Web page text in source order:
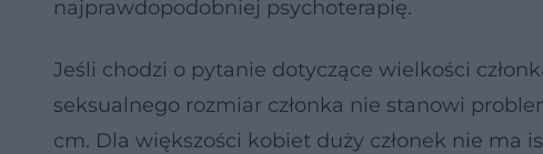
najprawdopodobniej psychoterapię.
Jeśli chodzi o pytanie dotyczące wielkości
seksualnego rozmiar członka nie stanowi
cm. Dla większości kobiet duży członek nie ma